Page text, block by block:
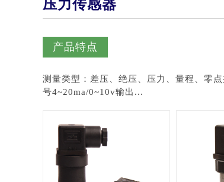
压力传感器
产品特点
测量类型：差压、绝压、压力、量程、零
号4~20ma/0~10v输出...